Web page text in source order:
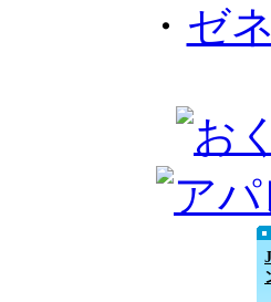
・ ゼ